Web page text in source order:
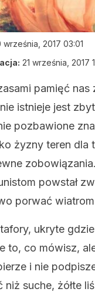
września, 2017 03:01
21 września, 2017
pamięć nas
istnieje jest
pozbawione
żyzny teren dla
powstał
porwać
ukryte
to, co mówisz,
i nie
niż suche, żółte